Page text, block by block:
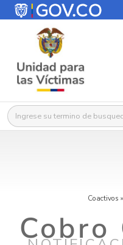
Buscar:
Coactivos »
Cobro